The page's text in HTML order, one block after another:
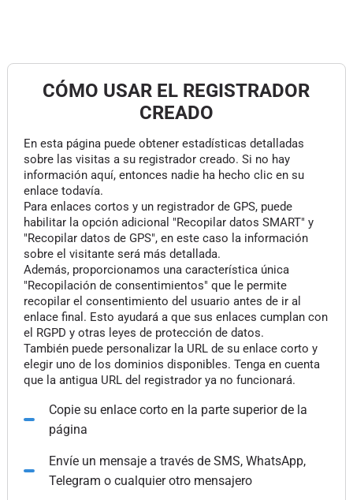
CÓMO USAR EL REGISTRADOR
CREADO
En esta página puede obtener estadísticas detalladas
sobre las visitas a su registrador creado. Si no hay
información aquí, entonces nadie ha hecho clic en su
enlace todavía.
Para enlaces cortos y un registrador de GPS, puede
habilitar la opción adicional "Recopilar datos SMART" y
"Recopilar datos de GPS", en este caso la información
sobre el visitante será más detallada.
Además, proporcionamos una característica única
"Recopilación de consentimientos" que le permite
recopilar el consentimiento del usuario antes de ir al
enlace final. Esto ayudará a que sus enlaces cumplan con
el RGPD y otras leyes de protección de datos.
También puede personalizar la URL de su enlace corto y
elegir uno de los dominios disponibles. Tenga en cuenta
que la antigua URL del registrador ya no funcionará.
Copie su enlace corto en la parte superior de la
página
Envíe un mensaje a través de SMS, WhatsApp,
Telegram o cualquier otro mensajero